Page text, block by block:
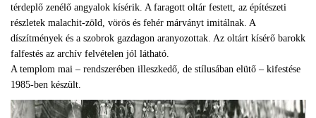
térdeplő zenélő angyalok kísérik. A faragott oltár festett, az építészeti
részletek malachit-zöld, vörös és fehér márványt imitálnak. A
díszítmények és a szobrok gazdagon aranyozottak. Az oltárt kísérő barokk
falfestés az archív felvételen jól látható.
A templom mai – rendszerében illeszkedő, de stílusában elütő – kifestése
1985-ben készült.